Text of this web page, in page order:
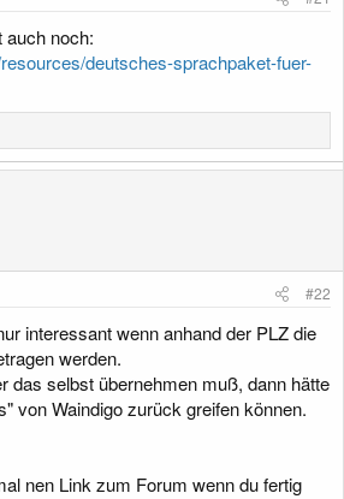
auch noch:
deutsches-sprachpaket-fuer-
#22
interessant wenn anhand der PLZ die
werden.
das selbst übernehmen muß, dann hätte
von Waindigo zurück greifen können.
nen Link zum Forum wenn du fertig